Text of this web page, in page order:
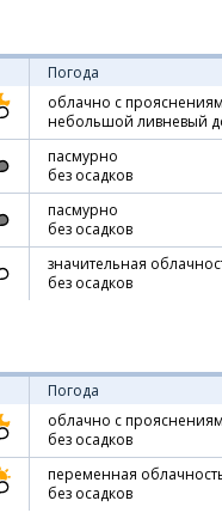
Погода
облачно с
небольшой ливневый
пасмурно
без осадков
пасмурно
без осадков
значительная
без осадков
Погода
облачно с
без осадков
переменная
без осадков